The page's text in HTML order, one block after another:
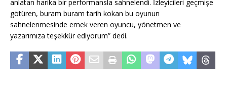
anlatan harika bir performansla sahnelendi. İzleyicileri geçmişe
götüren, buram buram tarih kokan bu oyunun
sahnelenmesinde emek veren oyuncu, yönetmen ve
yazarımıza teşekkür ediyorum” dedi.